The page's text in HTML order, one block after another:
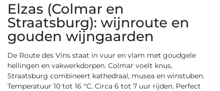
Elzas (Colmar en
Straatsburg): wijnroute en
gouden wijngaarden
De Route des Vins staat in vuur en vlam met goudgele
hellingen en vakwerkdorpen. Colmar voelt knus,
Straatsburg combineert kathedraal, musea en winstuben.
Temperatuur 10 tot 16 °C. Circa 6 tot 7 uur rijden. Perfect